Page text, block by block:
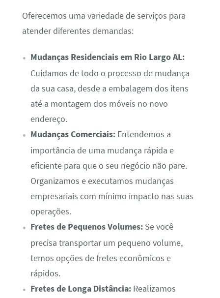
Oferecemos uma variedade de serviços para
atender diferentes demandas:
Mudanças Residenciais em Rio Largo AL:
Cuidamos de todo o processo de mudança
da sua casa, desde a embalagem dos itens
até a montagem dos móveis no novo
endereço.
Mudanças Comerciais:Entendemos a
importância de uma mudança rápida e
eficiente para que o seu negócio não pare.
Organizamos e executamos mudanças
empresariais com mínimo impacto nas suas
operações.
Fretes de Pequenos Volumes:Se você
precisa transportar um pequeno volume,
temos opções de fretes econômicos e
rápidos.
Fretes de Longa Distância:Realizamos